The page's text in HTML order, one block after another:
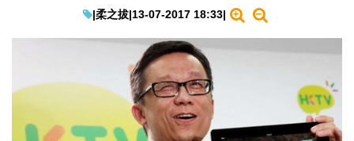
教學評測
生成式AI與雲端應用
|柔之拔|13-07-2017 18:33|